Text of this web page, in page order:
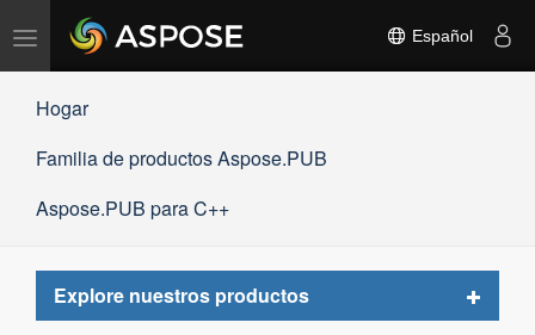
Alternar
navegación
Español
Hogar
Familia de productos Aspose.PUB
Aspose.PUB para C++
Explore nuestros productos
Toggle